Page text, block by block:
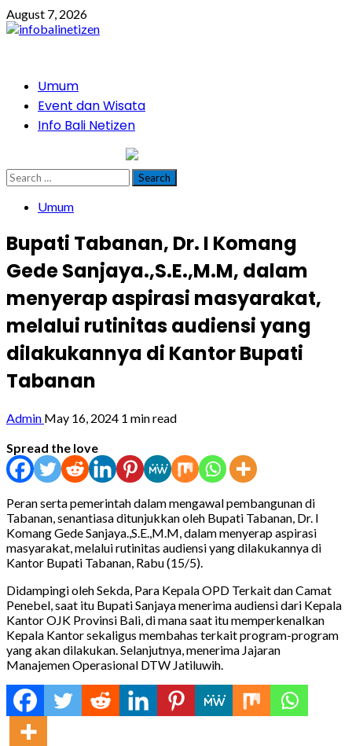
Skip
to
August 7, 2026
PrimaryUmum
Event dan Wisata
Info Bali Netizen
Search
for:
Umum
Bupati Tabanan, Dr. I Komang
Gede Sanjaya.,S.E.,M.M, dalam
menyerap aspirasi masyarakat,
melalui rutinitas audiensi yang
dilakukannya di Kantor Bupati
Tabanan
Admin May 16, 2024 1 min read
Spread the love
Peran serta pemerintah dalam mengawal pembangunan di
Tabanan, senantiasa ditunjukkan oleh Bupati Tabanan, Dr. I
Komang Gede Sanjaya.,S.E.,M.M, dalam menyerap aspirasi
masyarakat, melalui rutinitas audiensi yang dilakukannya di
Kantor Bupati Tabanan, Rabu (15/5).
Didampingi oleh Sekda, Para Kepala OPD Terkait dan Camat
Penebel, saat itu Bupati Sanjaya menerima audiensi dari Kepala
Kantor OJK Provinsi Bali, di mana saat itu memperkenalkan
Kepala Kantor sekaligus membahas terkait program-program
yang akan dilakukan. Selanjutnya, menerima Jajaran
Manajemen Operasional DTW Jatiluwih.